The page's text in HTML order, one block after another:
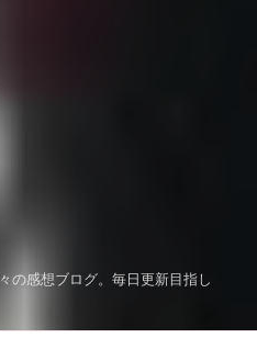
の感想ブログ。毎日更新目指し